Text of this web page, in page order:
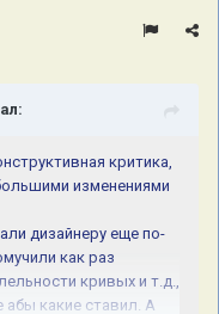
критика,
изменениями
дизайнеру еще по-
как раз
кривых и т.д.,
какие ставил. А